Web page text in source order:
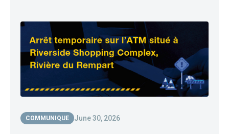
COMMUNIQUE June 30, 2026